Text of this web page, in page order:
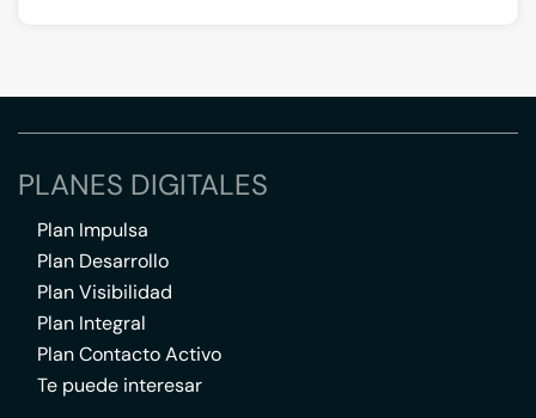
PLANES DIGITALES
Plan Impulsa
Plan Desarrollo
Plan Visibilidad
Plan Integral
Plan Contacto Activo
Te puede interesar